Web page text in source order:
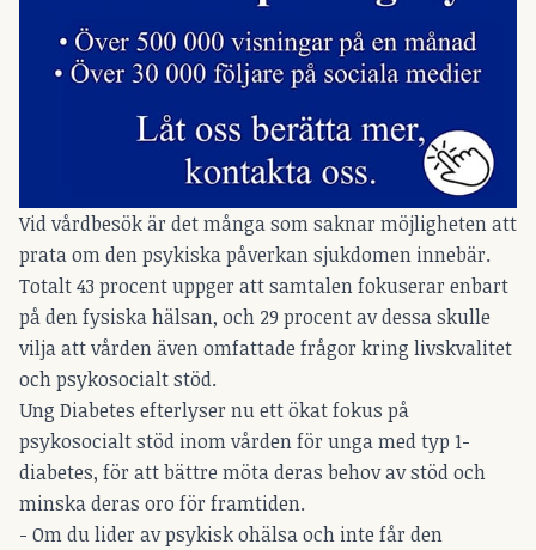
Vid vårdbesök är det många som saknar möjligheten att
prata om den psykiska påverkan sjukdomen innebär.
Totalt 43 procent uppger att samtalen fokuserar enbart
på den fysiska hälsan, och 29 procent av dessa skulle
vilja att vården även omfattade frågor kring livskvalitet
och psykosocialt stöd.
Ung Diabetes efterlyser nu ett ökat fokus på
psykosocialt stöd inom vården för unga med typ 1-
diabetes, för att bättre möta deras behov av stöd och
minska deras oro för framtiden.
- Om du lider av psykisk ohälsa och inte får den